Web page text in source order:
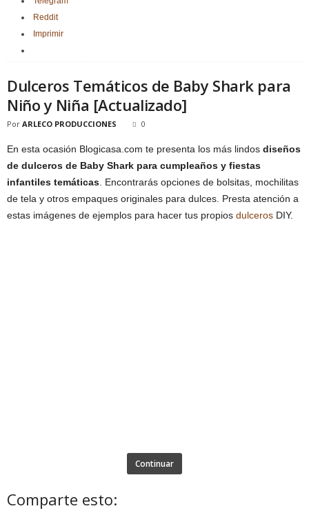
Reddit
Imprimir
Dulceros Temáticos de Baby Shark para
Niño y Niña [Actualizado]
Por ARLECO PRODUCCIONES 0
En esta ocasión Blogicasa.com te presenta los más lindos diseños
de dulceros de Baby Shark para cumpleaños y fiestas
infantiles temáticas . Encontrarás opciones de bolsitas, mochilitas
de tela y otros empaques originales para dulces. Presta atención a
estas imágenes de ejemplos para hacer tus propios dulceros DIY.
Continuar
Comparte esto: